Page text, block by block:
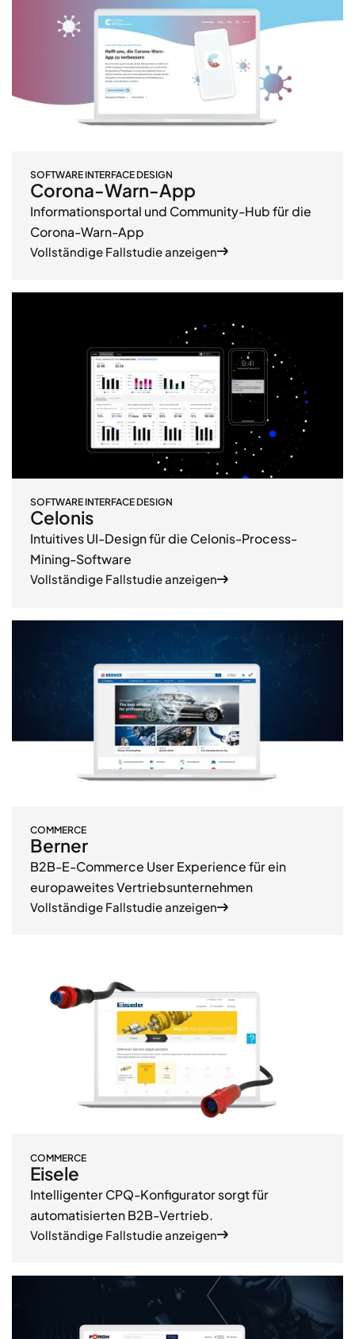
SOFTWARE INTERFACE DESIGN
Corona-Warn-App
Informationsportal und Community-Hub für die
Corona-Warn-App
Vollständige Fallstudie anzeigen
SOFTWARE INTERFACE DESIGN
Celonis
Intuitives UI-Design für die Celonis-Process-
Mining-Software
Vollständige Fallstudie anzeigen
COMMERCE
Berner
B2B-E-Commerce User Experience für ein
europaweites Vertriebsunternehmen
Vollständige Fallstudie anzeigen
COMMERCE
Eisele
Intelligenter CPQ-Konfigurator sorgt für
automatisierten B2B-Vertrieb.
Vollständige Fallstudie anzeigen